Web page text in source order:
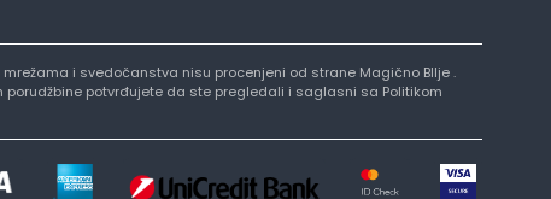
i svedočanstva nisu procenjeni od strane Magično BIlje .
potvrđujete da ste pregledali i saglasni sa Politikom